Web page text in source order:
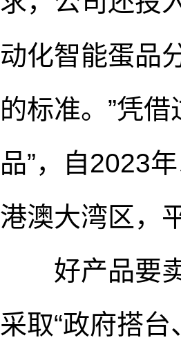
动化智能蛋品
的标准。”凭
品”，自2023
港澳大湾区，
好产品要卖
采取“政府搭